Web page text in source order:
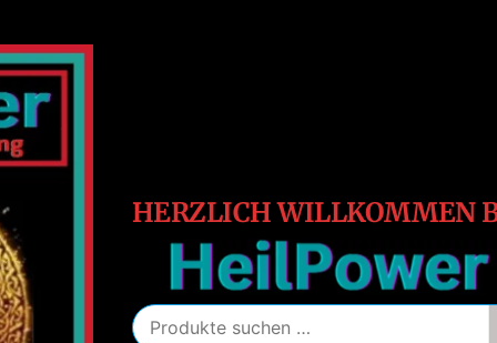
HERZLICH WILLKOMMEN